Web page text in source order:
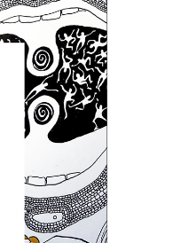
Choćby po
wszystkie źle
takie jak
egotyzm,
o własnej
podłożem
zł